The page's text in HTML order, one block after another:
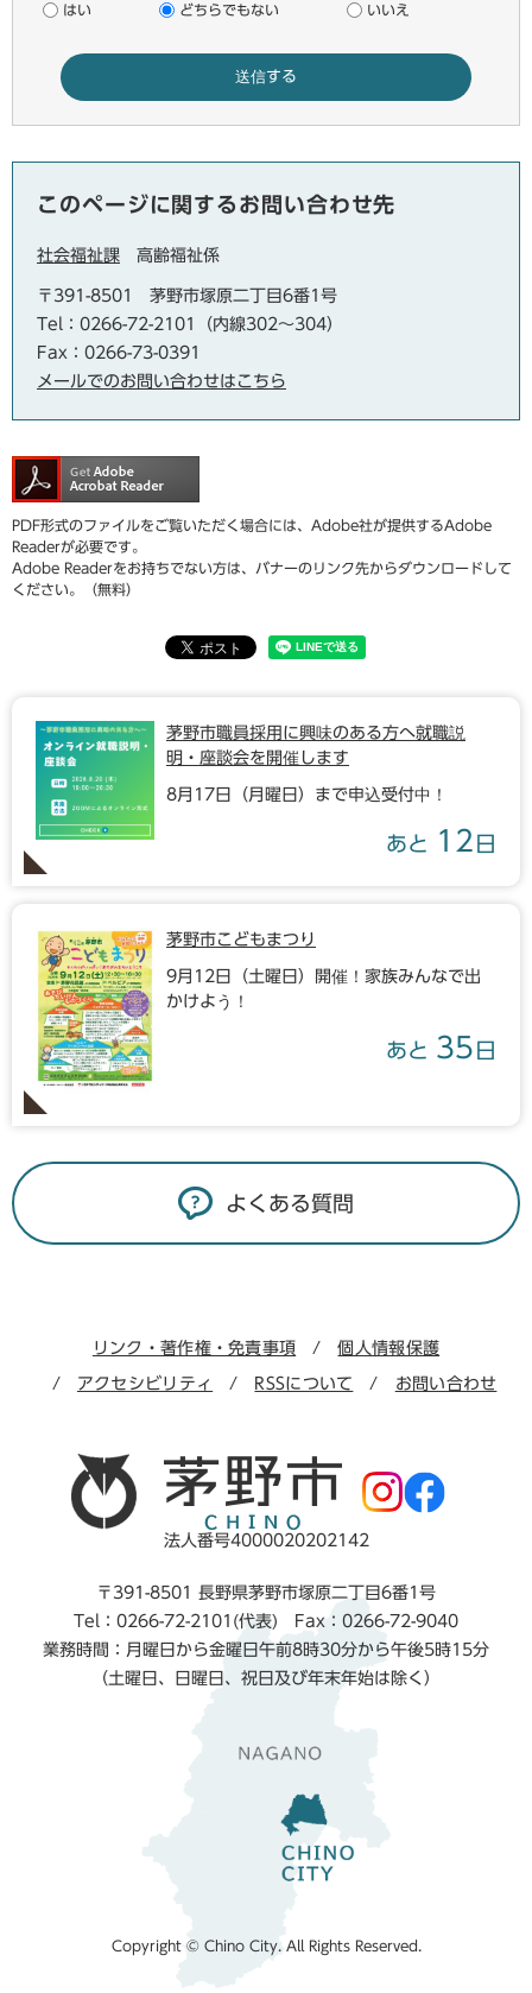
はい どちらでもない いいえ
このページに関するお問い合わせ先
社会福祉課 高齢福祉係
〒391-8501
茅野市塚原二丁目6番1号
Tel：0266-72-2101（内線302～304）
Fax：0266-73-0391
メールでのお問い合わせはこちら
PDF形式のファイルをご覧いただく場合には、Adobe社が提供するAdobe
Readerが必要です。
Adobe Readerをお持ちでない方は、バナーのリンク先からダウンロードして
ください。（無料）
茅野市職員採用に興味のある方へ就職説
明・座談会を開催します
8月17日（月曜日）まで申込受付中！
あと 12 日
茅野市こどもまつり
9月12日（土曜日）開催！家族みんなで出
かけよう！
あと 35 日
よくある質問
リンク・著作権・免責事項 個人情報保護
アクセシビリティ RSSについて お問い合わせ
法人番号4000020202142
〒391-8501 長野県茅野市塚原二丁目6番1号
Tel：0266-72-2101(代表) Fax：0266-72-9040
業務時間：月曜日から金曜日午前8時30分から午後5時15分
（土曜日、日曜日、祝日及び年末年始は除く）
Copyright © Chino City. All Rights Reserved.